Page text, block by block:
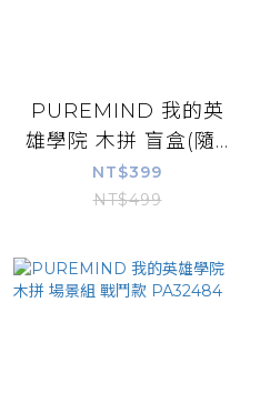
PUREMIND 我的英
雄學院 木拼 盲盒(隨...
NT$399
NT$499